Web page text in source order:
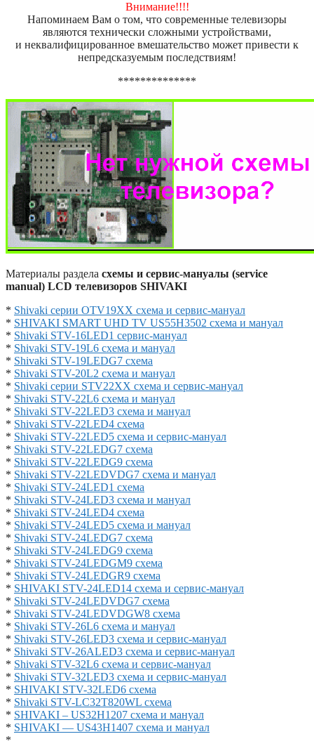
Внимание!!!!
Напоминаем Вам о том, что современные телевизоры
являются технически сложными устройствами,
и неквалифицированное вмешательство может привести к
непредсказуемым последствиям!
**************
Материалы раздела схемы и сервис-мануалы (service
manual) LCD телевизоров SHIVAKI
* Shivaki серии OTV19XX схема и сервис-мануал
* SHIVAKI SMART UHD TV US55H3502 схема и мануал
* Shivaki STV-16LED1 сервис-мануал
* Shivaki STV-19L6 схема и мануал
* Shivaki STV-19LEDG7 схема
* Shivaki STV-20L2 схема и мануал
* Shivaki серии STV22XX схема и сервис-мануал
* Shivaki STV-22L6 схема и мануал
* Shivaki STV-22LED3 схема и мануал
* Shivaki STV-22LED4 схема
* Shivaki STV-22LED5 схема и сервис-мануал
* Shivaki STV-22LEDG7 схема
* Shivaki STV-22LEDG9 схема
* Shivaki STV-22LEDVDG7 схема и мануал
* Shivaki STV-24LED1 схема
* Shivaki STV-24LED3 схема и мануал
* Shivaki STV-24LED4 схема
* Shivaki STV-24LED5 схема и мануал
* Shivaki STV-24LEDG7 схема
* Shivaki STV-24LEDG9 схема
* Shivaki STV-24LEDGM9 схема
* Shivaki STV-24LEDGR9 схема
* SHIVAKI STV-24LED14 схема и сервис-мануал
* Shivaki STV-24LEDVDG7 схема
* Shivaki STV-24LEDVDGW8 схема
* Shivaki STV-26L6 схема и мануал
* Shivaki STV-26LED3 схема и сервис-мануал
* Shivaki STV-26ALED3 схема и сервис-мануал
* Shivaki STV-32L6 схема и сервис-мануал
* Shivaki STV-32LED3 схема и сервис-мануал
* SHIVAKI STV-32LED6 схема
* Shivaki STV-LC32T820WL схема
* SHIVAKI – US32H1207 схема и мануал
* SHIVAKI — US43H1407 схема и мануал
*